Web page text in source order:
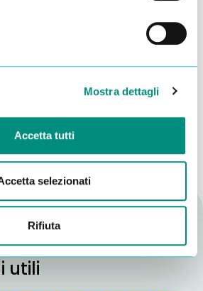
Mostra dettagli
Accetta tutti
selezionati
Rifiuta
dati per essere ricontattato
utili